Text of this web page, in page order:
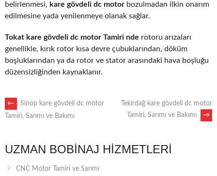
belirlenmesi, kare gövdeli dc motor bozulmadan ilkin onarım
edilmesine yada yenilenmeye olanak sağlar.
Tokat kare gövdeli dc motor Tamiri nde rotoru arızaları
genellikle, kırık rotor kısa devre çubuklarından, döküm
boşluklarından ya da rotor ve stator arasındaki hava boşluğu
düzensizliğinden kaynaklanır.
POST
←
Sinop kare gövdeli dc motor
Tamiri, Sarımı ve Bakımı
Tekirdağ kare gövdeli dc motor
Tamiri, Sarımı ve Bakımı
→
UZMAN BOBINAJ HIZMETLERI
CNC Motor Tamiri ve Sarımı